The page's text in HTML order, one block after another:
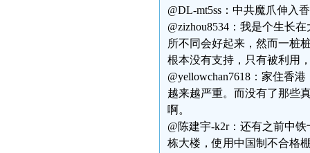
@DL-mt5ss：中共魔爪伸
@zizhou8534：我是个生长
所不同会好起来，然而一桩
根本没有支持，只有被利用
@yellowchan7618：家住香
越来越严重。而没有了那些
啊。
@陈建宇-k2r：还有之前中
栋大楼，使用中国制不合格